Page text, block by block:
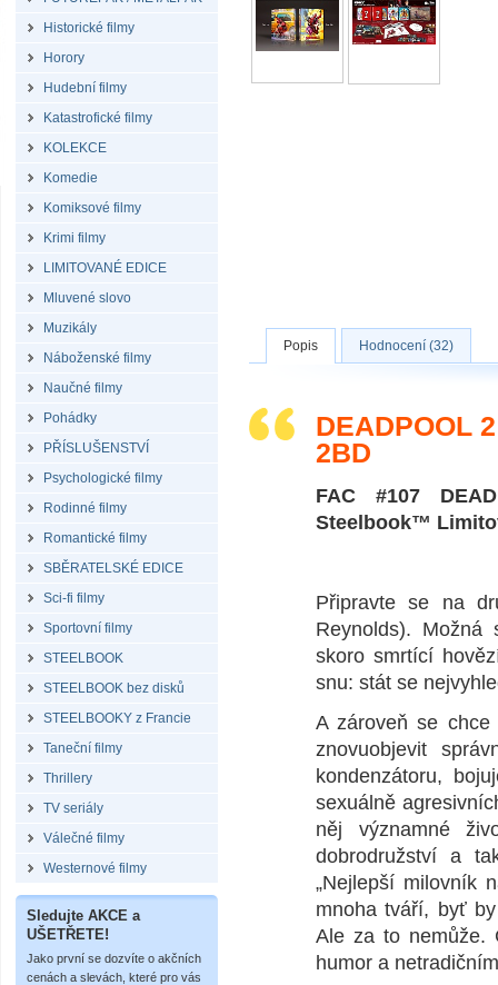
Historické filmy
Horory
Hudební filmy
Katastrofické filmy
KOLEKCE
Komedie
Komiksové filmy
Krimi filmy
LIMITOVANÉ EDICE
Mluvené slovo
Muzikály
Náboženské filmy
Naučné filmy
Pohádky
PŘÍSLUŠENSTVÍ
Psychologické filmy
Rodinné filmy
Romantické filmy
SBĚRATELSKÉ EDICE
Sci-fi filmy
Sportovní filmy
STEELBOOK
STEELBOOK bez disků
STEELBOOKY z Francie
Taneční filmy
Thrillery
TV seriály
Válečné filmy
Westernové filmy
Sledujte AKCE a
UŠETŘETE!
Jako první se dozvíte o akčních
cenách a slevách, které pro vás
Popis Hodnocení (32)
DEADPOOL
2BD
FAC #107
Steelbook™
Připravte se na
Reynolds).
skoro smrtící
snu: stát se
A zároveň se
znovuobjevit
kondenzátoru,
sexuálně
něj významné
dobrodružství a
„Nejlepší milovník
mnoha tváří, byť
Ale za to nemůže.
humor a